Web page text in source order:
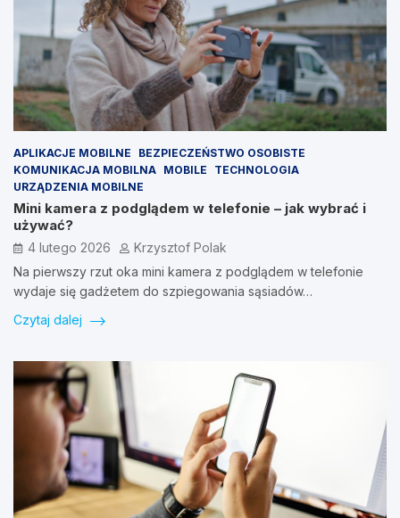
APLIKACJE MOBILNE
BEZPIECZEŃSTWO OSOBISTE
KOMUNIKACJA MOBILNA MOBILE
TECHNOLOGIA
URZĄDZENIA MOBILNE
Mini kamera z podglądem w telefonie – jak wybrać i
używać?
4 lutego 2026
Krzysztof Polak
Na pierwszy rzut oka mini kamera z podglądem w telefonie
wydaje się gadżetem do szpiegowania sąsiadów…
Czytaj dalej